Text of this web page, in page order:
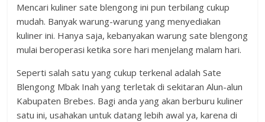
Mencari kuliner sate blengong ini pun terbilang cukup
mudah. Banyak warung-warung yang menyediakan
kuliner ini. Hanya saja, kebanyakan warung sate blengong
mulai beroperasi ketika sore hari menjelang malam hari.
Seperti salah satu yang cukup terkenal adalah Sate
Blengong Mbak Inah yang terletak di sekitaran Alun-alun
Kabupaten Brebes. Bagi anda yang akan berburu kuliner
satu ini, usahakan untuk datang lebih awal ya, karena di